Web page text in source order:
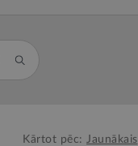
Kārtot pēc: Jaunākais